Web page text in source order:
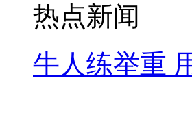
热点新闻
牛人练举重